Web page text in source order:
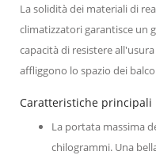
La solidità dei materiali di
climatizzatori garantisce un
capacità di resistere
affliggono lo spazio dei
Caratteristiche principali
La portata massima
chilogrammi. Una